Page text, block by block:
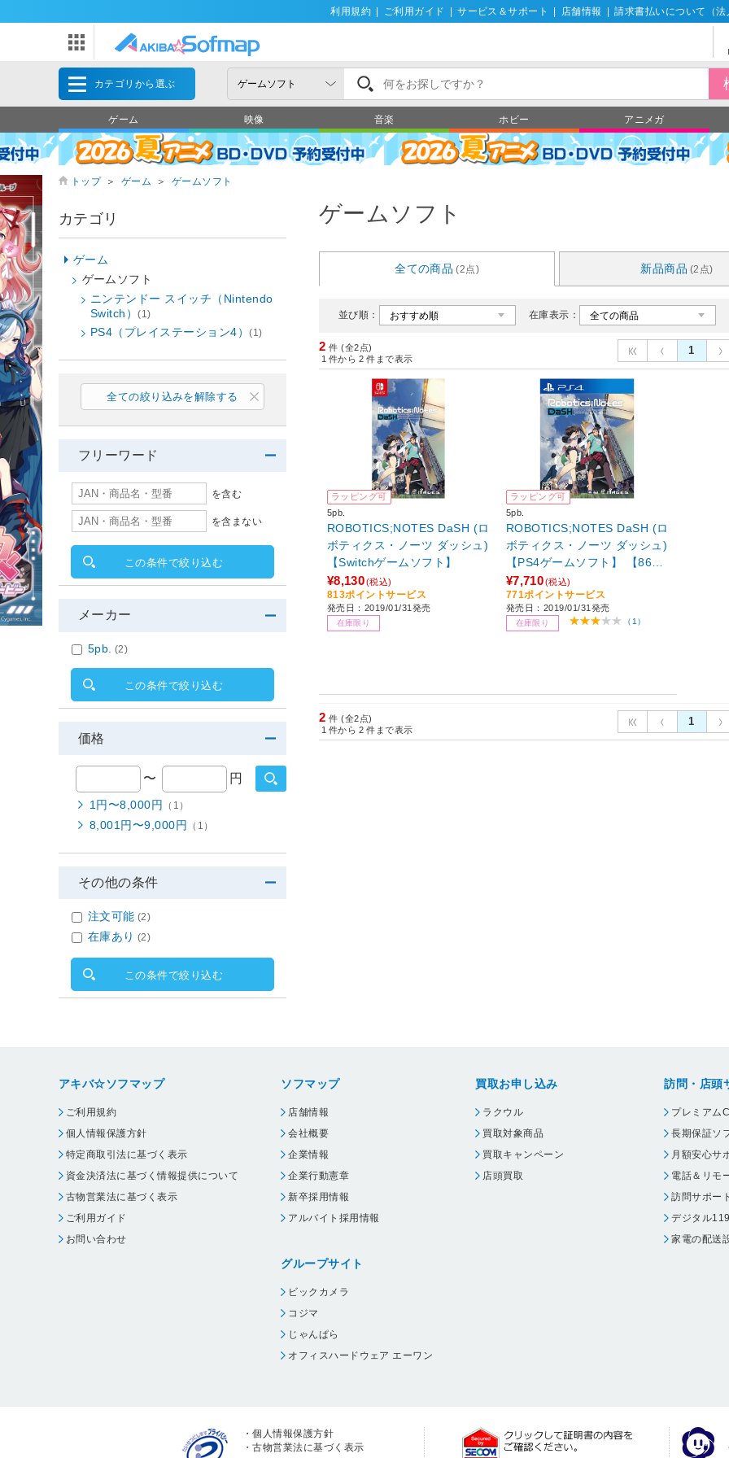
利用規約 ご利用ガイド サービス＆サポート 店舗情報 請求書払いについて（法
カテゴリから選ぶ
ゲーム 映像 音楽 ホビー アニメガ
トップ ＞ ゲーム ＞ ゲームソフト
ゲームソフト
全ての商品 (2点) 新品商品 (2点)
並び順： 在庫表示：
2 件 (全2点)
1 件から 2 件まで表示
1
ラッピング可
5pb.
ROBOTICS;NOTES DaSH (ロ
ボティクス・ノーツ ダッシュ)
【Switchゲームソフト】
¥8,130(税込)
813ポイントサービス
発売日：2019/01/31発売
在庫限り
ラッピング可
5pb.
ROBOTICS;NOTES DaSH (ロ
ボティクス・ノーツ ダッシュ)
【PS4ゲームソフト】 【86
4】
¥7,710(税込)
771ポイントサービス
発売日：2019/01/31発売
在庫限り （1）
2 件 (全2点)
1 件から 2 件まで表示
1
カテゴリ
ゲーム
ゲームソフト
ニンテンドー スイッチ（Nintendo
Switch）(1)
PS4（プレイステーション4）(1)
全ての絞り込みを解除する
フリーワード
を含む
を含まない
この条件で絞り込む
メーカー
5pb. (2)
この条件で絞り込む
価格
〜 円
1円〜8,000円 （1）
8,001円〜9,000円 （1）
その他の条件
注文可能 (2)
在庫あり (2)
この条件で絞り込む
アキバ☆ソフマップ
ご利用規約
個人情報保護方針
特定商取引法に基づく表示
資金決済法に基づく情報提供について
古物営業法に基づく表示
ご利用ガイド
お問い合わせ
ソフマップ
店舗情報
会社概要
企業情報
企業行動憲章
新卒採用情報
アルバイト採用情報
グループサイト
ビックカメラ
コジマ
じゃんぱら
オフィスハードウェア エーワン
買取お申し込み
ラクウル
買取対象商品
買取キャンペーン
店頭買取
訪問・店頭
プレミアム
長期保証ソ
月額安心サ
電話＆リモ
訪問サポー
デジタル
家電の配送
・個人情報保護方針
・古物営業法に基づく表示